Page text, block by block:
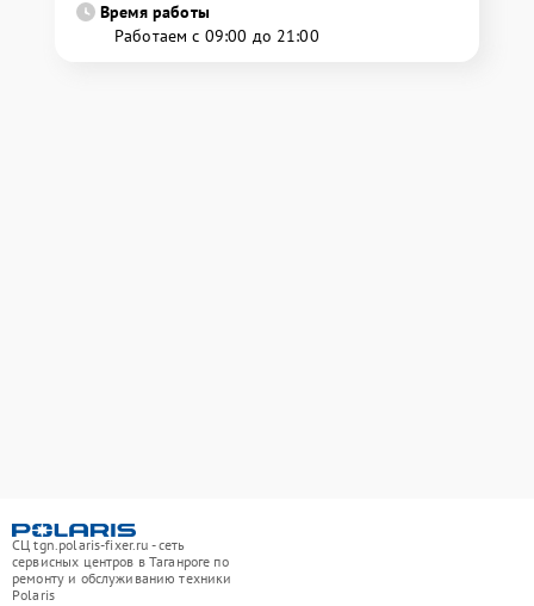
Время работы
Работаем с 09:00 до 21:00
СЦ tgn.polaris-fixer.ru - сеть
сервисных центров в Таганроге по
ремонту и обслуживанию техники
Polaris